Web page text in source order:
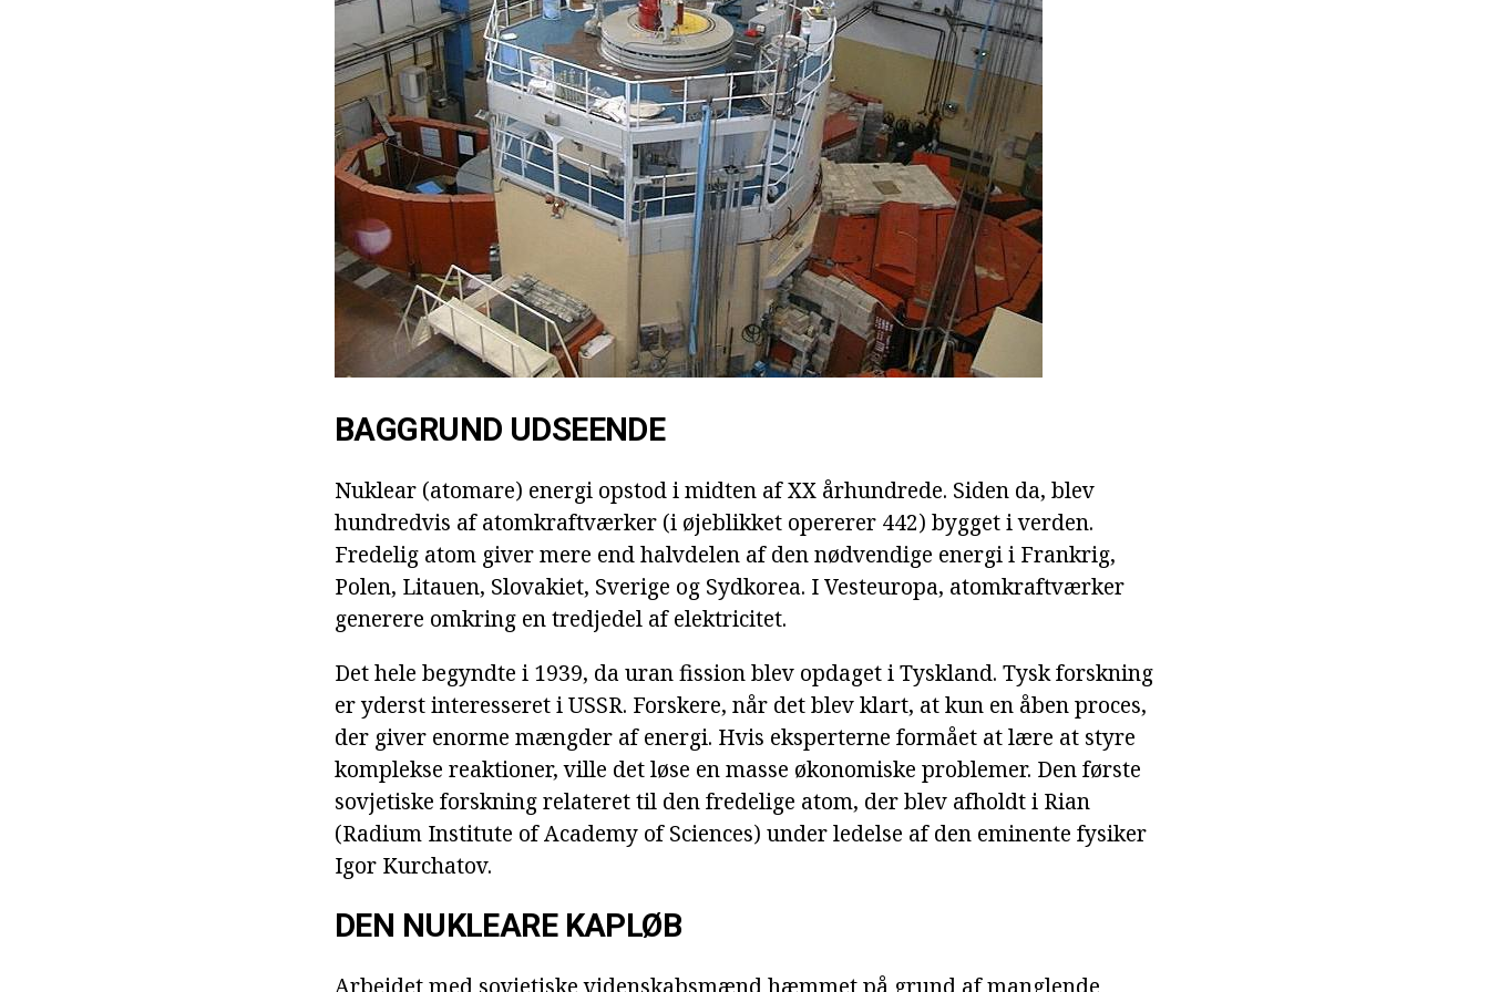
BAGGRUND UDSEENDE
Nuklear (atomare) energi opstod i midten af XX århundrede. Siden da, blev
hundredvis af atomkraftværker (i øjeblikket opererer 442) bygget i verden.
Fredelig atom giver mere end halvdelen af den nødvendige energi i Frankrig,
Polen, Litauen, Slovakiet, Sverige og Sydkorea. I Vesteuropa, atomkraftværker
generere omkring en tredjedel af elektricitet.
Det hele begyndte i 1939, da uran fission blev opdaget i Tyskland. Tysk forskning
er yderst interesseret i USSR. Forskere, når det blev klart, at kun en åben proces,
der giver enorme mængder af energi. Hvis eksperterne formået at lære at styre
komplekse reaktioner, ville det løse en masse økonomiske problemer. Den første
sovjetiske forskning relateret til den fredelige atom, der blev afholdt i Rian
(Radium Institute of Academy of Sciences) under ledelse af den eminente fysiker
Igor Kurchatov.
DEN NUKLEARE KAPLØB
Arbejdet med sovjetiske videnskabsmænd hæmmet på grund af manglende